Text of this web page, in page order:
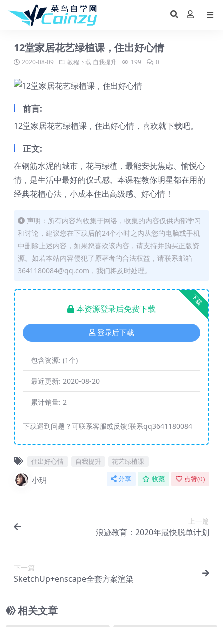
12堂家居花艺绿植课，住出好心情
2020-08-09 教程下载 自我提升 199 0
前言:
12堂家居花艺绿植课，住出好心情，喜欢就下载吧。
正文:
在钢筋水泥的城市，花与绿植，最能安抚焦虑、愉悦心
情，是生活中最好的仪式感。本课程教你明星都在用的
经典花植心法，小成本住出高级感、好心情！
声明：所有内容均收集于网络，收集的内容仅供内部学习
和讨论，建议您在下载后的24个小时之内从您的电脑或手机
中删除上述内容，如果您喜欢该内容，请支持并购买正版资
源。如若本站内容侵犯了原著者的合法权益，请联系邮箱
3641180084@qq.com，我们将及时处理。
下载
本资源登录后免费下载
登录后下载
包含资源: (1个)
最近更新: 2020-08-20
累计销量: 2
下载遇到问题？可联系客服或反馈!联系qq3641180084
住出好心情 自我提升 花艺绿植课
小玥 分享 收藏 点赞(0)
上一篇
浪迹教育：2020年最快脱单计划
下一篇
SketchUp+enscape全套方案渲染
相关文章